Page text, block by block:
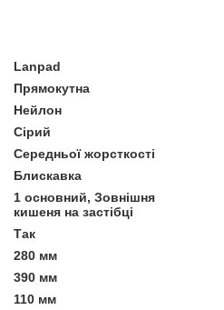
Lanpad
Прямокутна
Нейлон
Сірий
Середньої жорсткості
Блискавка
1 основний, Зовнішня
кишеня на застібці
Так
280 мм
390 мм
110 мм